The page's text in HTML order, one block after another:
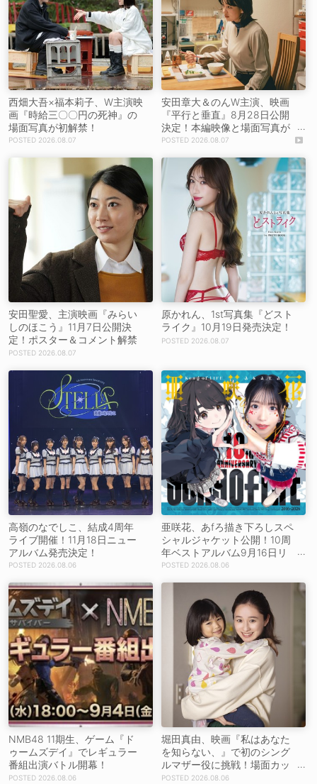
西畑大吾×福本莉子、W主演映
画『時給三〇〇円の死神』の
場面写真が初解禁！
2026.08.07
安田章大＆のんW主演、映画
『平行と垂直』8月28日公開
決定！本編映像と場面写真が
初解禁！2026.08.07
安田聖愛、主演映画『みらい
しのほこう』11月7日公開決
定！ポスター＆コメント解禁
2026.08.07
原かれん、1st写真集『どスト
ライク』10月19日発売決定！
2026.08.07
高嶺のなでしこ、結成4周年
ライブ開催！11月18日ニュー
アルバム発売決定！
2026.08.06
亜咲花、あfろ描き下ろしスペ
シャルジャケット公開！10周
年ベストアルバム9月16日リ
リース！2026.08.06
NMB48 11期生、ゲーム『ド
ゥームズデイ』でレギュラー
番組出演バトル開幕！
2026.08.06
堀田真由、映画『私はあなた
を知らない、』で初のシング
ルマザー役に挑戦！場面カッ
トを解禁！【コメントあり】
2026.08.06